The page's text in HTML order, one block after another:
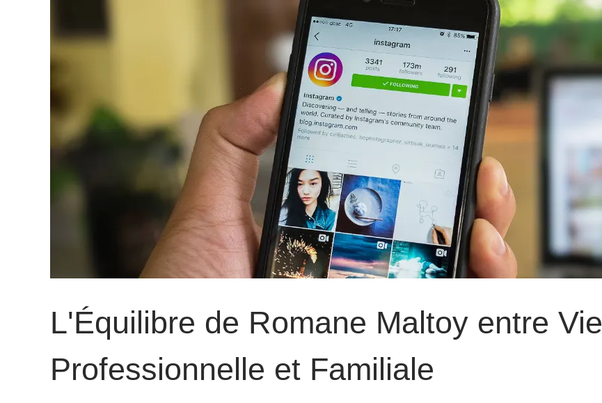
L'Équilibre de Romane Maltoy entre Vie
Professionnelle et Familiale